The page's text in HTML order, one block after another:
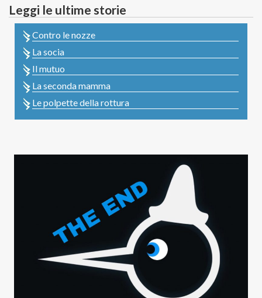
Leggi le ultime storie
Contro le nozze
La socia
Il mutuo
La seconda mamma
Le polpette della rottura